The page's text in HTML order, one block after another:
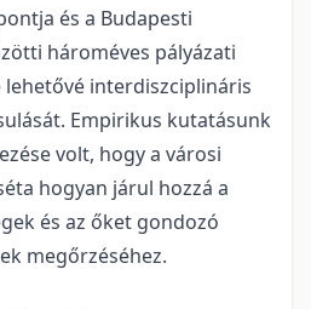
és a Budapesti
hároméves pályázati
interdiszciplináris
Empirikus kutatásunk
volt, hogy a városi
hogyan járul hozzá a
és az őket gondozó
megőrzéséhez.